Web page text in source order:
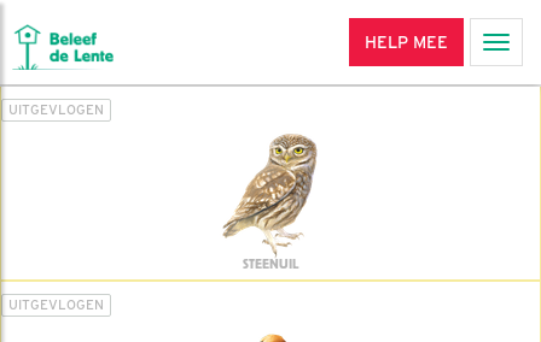
HELP MEE
UITGEVLOGEN
STEENUIL
UITGEVLOGEN